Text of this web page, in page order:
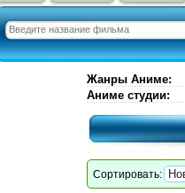
Жанры Аниме:
Аниме студии:
Сортировать: